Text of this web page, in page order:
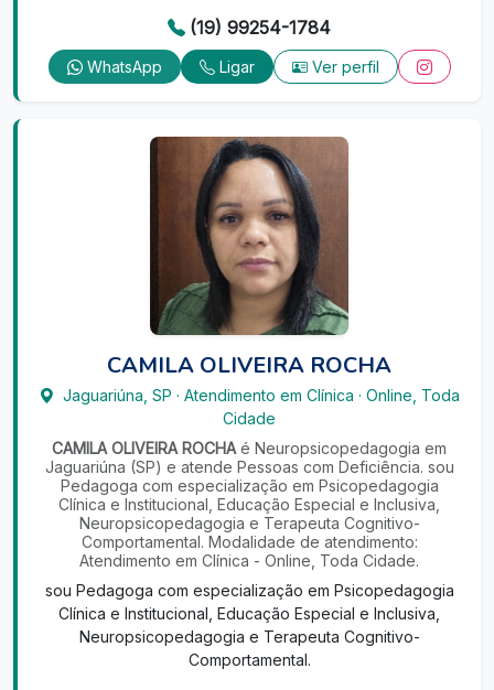
(19) 99254-1784
WhatsApp Ligar Ver perfil
CAMILA OLIVEIRA ROCHA
Jaguariúna SP · Atendimento em Clínica · Online, Toda
Cidade
CAMILA OLIVEIRA ROCHA é Neuropsicopedagogia em
Jaguariúna (SP) e atende Pessoas com Deficiência. sou
Pedagoga com especialização em Psicopedagogia
Clínica e Institucional, Educação Especial e Inclusiva,
Neuropsicopedagogia e Terapeuta Cognitivo-
Comportamental. Modalidade de atendimento:
Atendimento em Clínica - Online, Toda Cidade.
sou Pedagoga com especialização em Psicopedagogia
Clínica e Institucional, Educação Especial e Inclusiva,
Neuropsicopedagogia e Terapeuta Cognitivo-
Comportamental.